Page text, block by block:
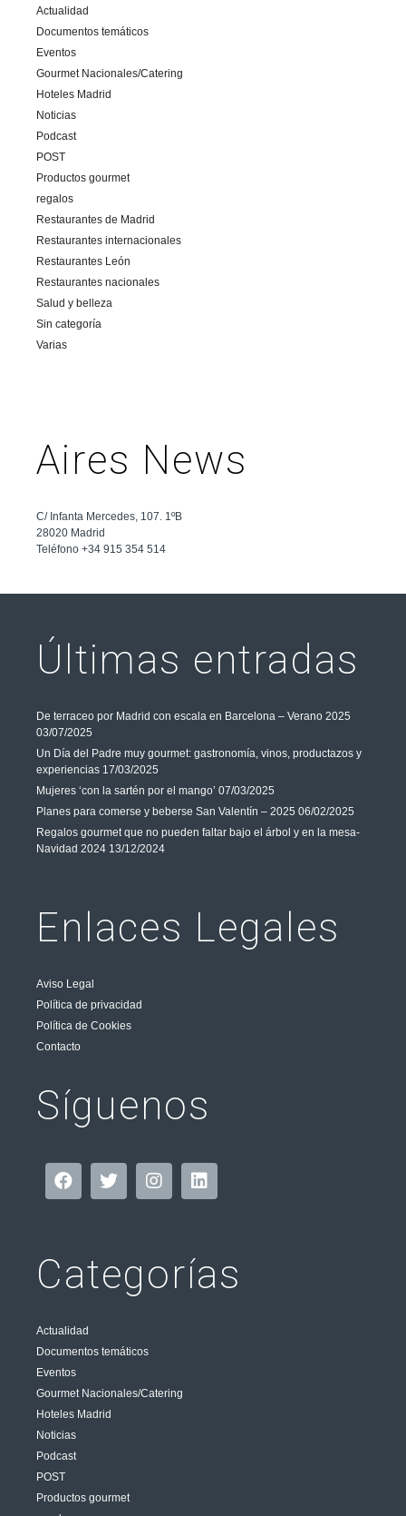
Actualidad
Documentos temáticos
Eventos
Gourmet Nacionales/Catering
Hoteles Madrid
Noticias
Podcast
POST
Productos gourmet
regalos
Restaurantes de Madrid
Restaurantes internacionales
Restaurantes León
Restaurantes nacionales
Salud y belleza
Sin categoría
Varias
Aires News
C/ Infanta Mercedes, 107. 1ºB
28020 Madrid
Teléfono +34 915 354 514
Últimas entradas
De terraceo por Madrid con escala en Barcelona – Verano 2025
03/07/2025
Un Día del Padre muy gourmet: gastronomía, vinos, productazos y
experiencias 17/03/2025
Mujeres ‘con la sartén por el mango’ 07/03/2025
Planes para comerse y beberse San Valentín – 2025 06/02/2025
Regalos gourmet que no pueden faltar bajo el árbol y en la mesa-
Navidad 2024 13/12/2024
Enlaces Legales
Aviso Legal
Política de privacidad
Política de Cookies
Contacto
Síguenos
Categorías
Actualidad
Documentos temáticos
Eventos
Gourmet Nacionales/Catering
Hoteles Madrid
Noticias
Podcast
POST
Productos gourmet